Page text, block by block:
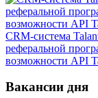
CRM-система
реферальной
возможности API
Вакансии дня